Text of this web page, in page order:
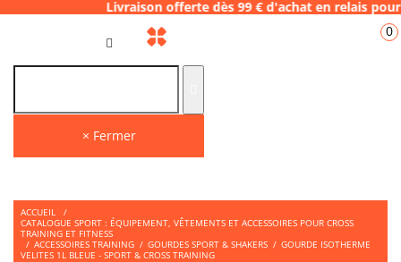
Livraison offerte dès 99 € d'achat en
× Fermer
0
ACCUEIL
/
CATALOGUE SPORT : ÉQUIPEMENT, VÊTEMENTS ET ACCESSOIRES POUR CROSS
TRAINING ET FITNESS
/ ACCESSOIRES TRAINING / GOURDES SPORT & SHAKERS / GOURDE ISOTHERME
VELITES 1L BLEUE - SPORT & CROSS TRAINING